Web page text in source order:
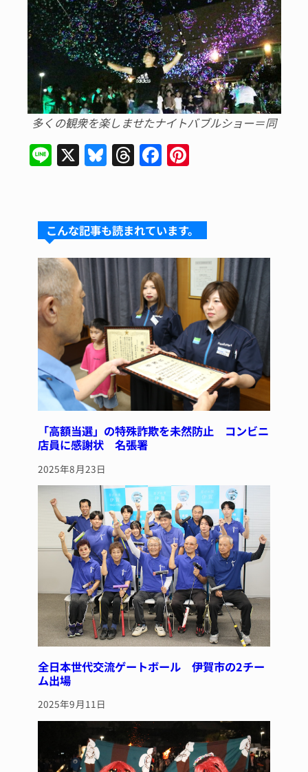
多くの観衆を楽しませたナイトバブルショー＝同
Li
n
X Bl
u
s
k
y
T
hr
a
d
s
F
a
e
b
o
o
k
re
st
こんな記事も読まれています。
「高額当選」の特殊詐欺を未然防止 コンビニ
店員に感謝状 名張署
2025年8月23日
全日本世代交流ゲートボール 伊賀市の2チー
ム出場
2025年9月11日